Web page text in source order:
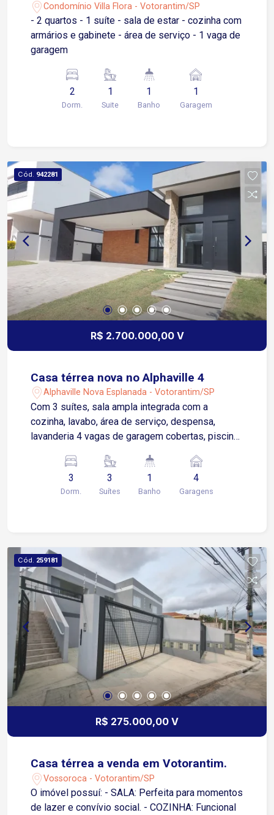
Condomínio Villa Flora - Votorantim/SP
- 2 quartos - 1 suíte - sala de estar - cozinha com
armários e gabinete - área de serviço - 1 vaga de
garagem
2
Dorm.
1
Suite
1
Banho
1
Garagem
Cód. 942281
R$ 2.700.000,00 V
Casa térrea nova no Alphaville 4
Alphaville Nova Esplanada - Votorantim/SP
Com 3 suítes, sala ampla integrada com a
cozinha, lavabo, área de serviço, despensa,
lavanderia 4 vagas de garagem cobertas, piscina,
244,78 mts.
3
Dorm.
3
Suítes
1
Banho
4
Garagens
Cód. 259181
R$ 275.000,00 V
Casa térrea a venda em Votorantim.
Vossoroca - Votorantim/SP
O imóvel possuí: - SALA: Perfeita para momentos
de lazer e convívio social. - COZINHA: Funcional